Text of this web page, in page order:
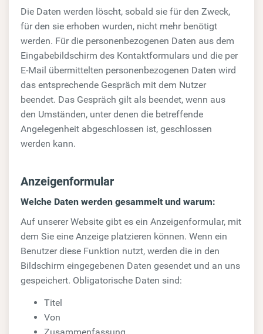
Die Daten werden löscht, sobald sie für den Zweck,
für den sie erhoben wurden, nicht mehr benötigt
werden. Für die personenbezogenen Daten aus dem
Eingabebildschirm des Kontaktformulars und die per
E-Mail übermittelten personenbezogenen Daten wird
das entsprechende Gespräch mit dem Nutzer
beendet. Das Gespräch gilt als beendet, wenn aus
den Umständen, unter denen die betreffende
Angelegenheit abgeschlossen ist, geschlossen
werden kann.
Anzeigenformular
Welche Daten werden gesammelt und warum:
Auf unserer Website gibt es ein Anzeigenformular, mit
dem Sie eine Anzeige platzieren können. Wenn ein
Benutzer diese Funktion nutzt, werden die in den
Bildschirm eingegebenen Daten gesendet und an uns
gespeichert. Obligatorische Daten sind:
Titel
Von
Zusammenfassung